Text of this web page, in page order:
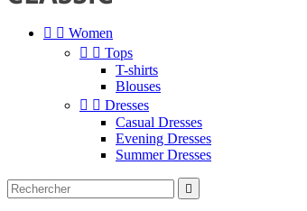
  Women
  Tops
T-shirts
Blouses
  Dresses
Casual Dresses
Evening Dresses
Summer Dresses
